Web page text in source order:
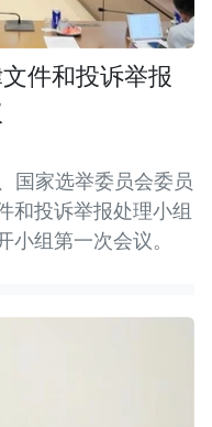
件和投诉举报
国家选举委员会委员
和投诉举报处理小组
组第一次会议。